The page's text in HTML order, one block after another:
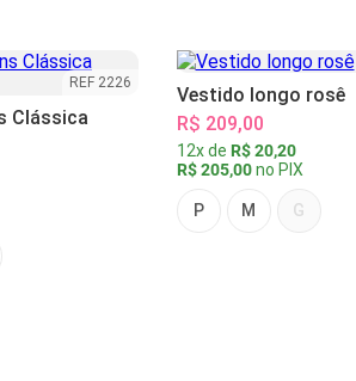
REF 2226
Clássica
Vestido longo rosê
R$ 209,00
12x de R$ 20,20
R$ 205,00no PIX
P M G